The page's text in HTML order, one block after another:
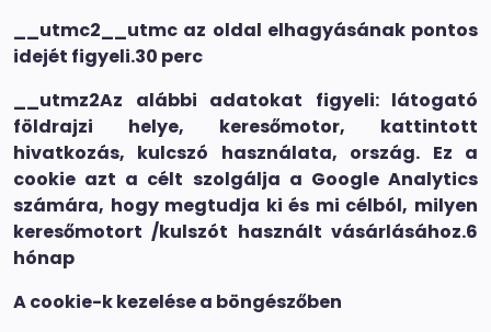
__utmc2__utmc az oldal elhagyásának pontos
idejét figyeli.30 perc
__utmz2Az alábbi adatokat figyeli: látogató
földrajzi helye, keresőmotor, kattintott
hivatkozás, kulcszó használata, ország. Ez a
cookie azt a célt szolgálja a Google Analytics
számára, hogy megtudja ki és mi célból, milyen
keresőmotort /kulszót használt vásárlásához.6
hónap
A cookie-k kezelése a böngészőben